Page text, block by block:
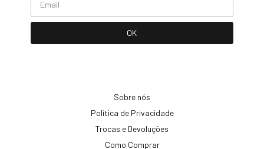
Sobre nós
Política de Privacidade
Trocas e Devoluções
Como Comprar